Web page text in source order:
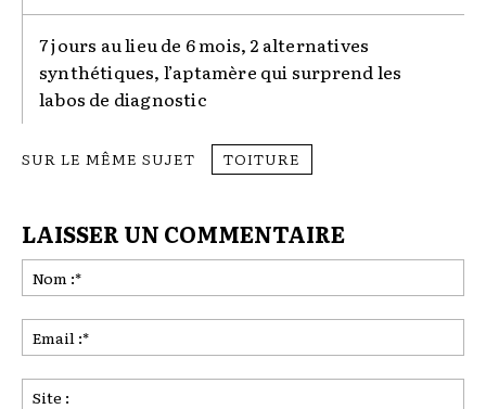
7 jours au lieu de 6 mois, 2 alternatives
synthétiques, l’aptamère qui surprend les
labos de diagnostic
SUR LE MÊME SUJET TOITURE
LAISSER UN COMMENTAIRE
:*
:*